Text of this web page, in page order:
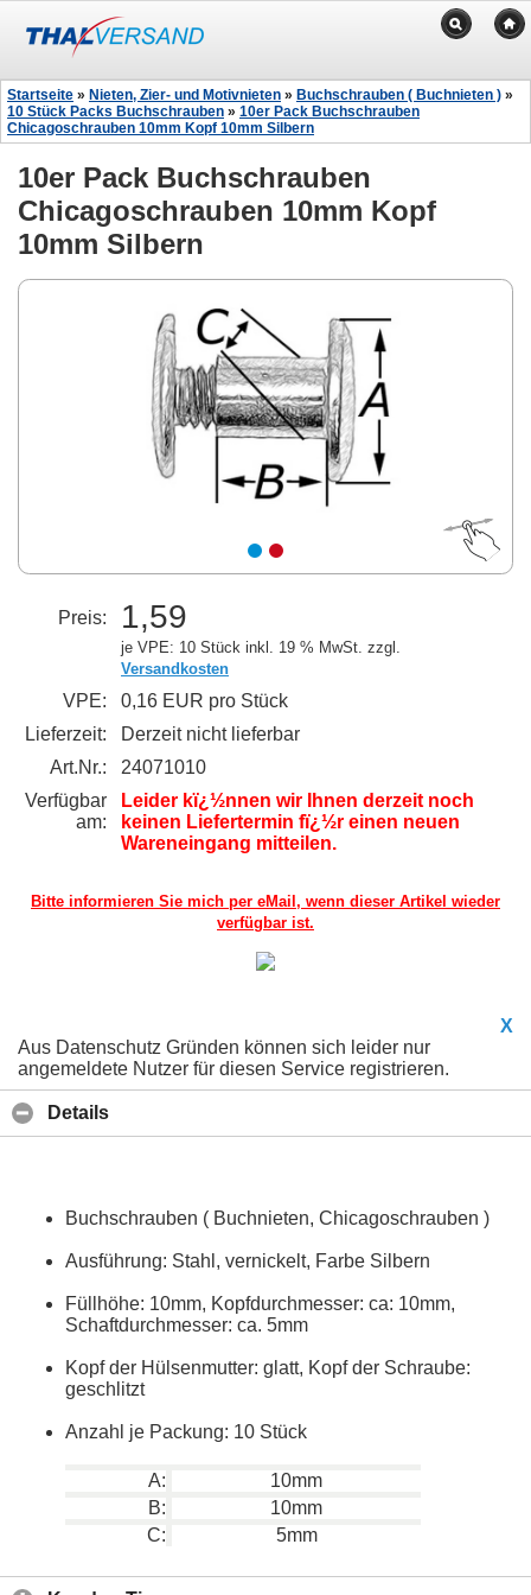
Startseite » Nieten, Zier- und Motivnieten » Buchschrauben ( Buchnieten ) »
10 Stück Packs Buchschrauben » 10er Pack Buchschrauben
Chicagoschrauben 10mm Kopf 10mm Silbern
10er Pack Buchschrauben
Chicagoschrauben 10mm Kopf
10mm Silbern
Preis: 1,59
je VPE: 10 Stück inkl. 19 % MwSt. zzgl.
Versandkosten
VPE:
0,16 EUR pro Stück
Lieferzeit:
Derzeit nicht lieferbar
Art.Nr.:
24071010
Verfügbar
am:
Leider kï¿½nnen wir Ihnen derzeit noch
keinen Liefertermin fï¿½r einen neuen
Wareneingang mitteilen.
Bitte informieren Sie mich per eMail, wenn dieser Artikel wieder
verfügbar ist.
X
Aus Datenschutz Gründen können sich leider nur
angemeldete Nutzer für diesen Service registrieren.
Details
Buchschrauben ( Buchnieten, Chicagoschrauben )
Ausführung: Stahl, vernickelt, Farbe Silbern
Füllhöhe: 10mm, Kopfdurchmesser: ca: 10mm,
Schaftdurchmesser: ca. 5mm
Kopf der Hülsenmutter: glatt, Kopf der Schraube:
geschlitzt
Anzahl je Packung: 10 Stück
A:
10mm
B:
10mm
C:
5mm